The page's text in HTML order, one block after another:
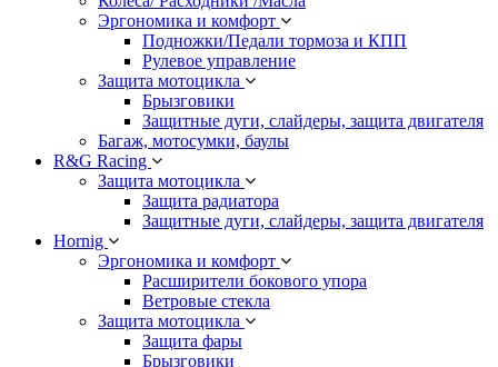
Эргономика и комфорт
Подножки/Педали тормоза и КПП
Рулевое управление
Защита мотоцикла
Брызговики
Защитные дуги, слайдеры, защита двигателя
Багаж, мотосумки, баулы
R&G Racing
Защита мотоцикла
Защита радиатора
Защитные дуги, слайдеры, защита двигателя
Hornig
Эргономика и комфорт
Расширители бокового упора
Ветровые стекла
Защита мотоцикла
Защита фары
Брызговики